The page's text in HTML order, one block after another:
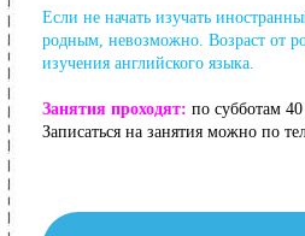
Если не начать изучать
родным, невозможно. Возраст от
изучения английского языка.
Занятия проходят: по субботам
Записаться на занятия можно по